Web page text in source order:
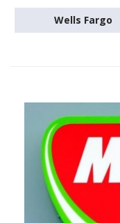
Wells Fargo